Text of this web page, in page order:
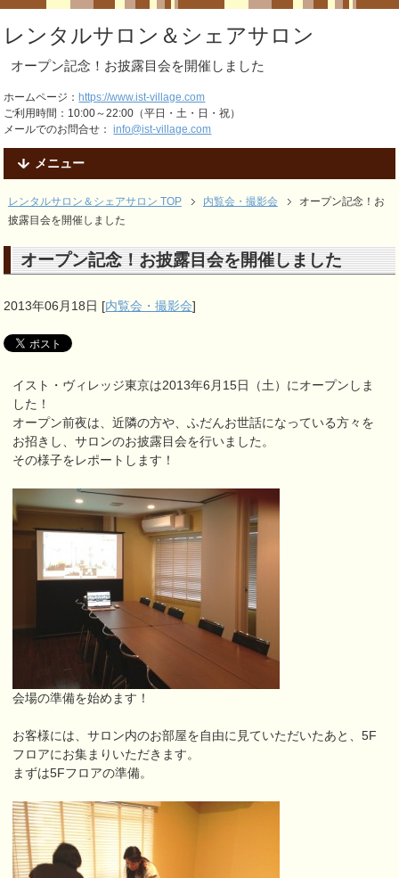
レンタルサロン＆シェアサロン
オープン記念！お披露目会を開催しました
ホームページ：https://www.ist-village.com
ご利用時間：10:00～22:00（平日・土・日・祝）
メールでのお問合せ：info@ist-village.com
メニュー
レンタルサロン＆シェアサロン TOP 内覧会・撮影会
オープン記念！お
披露目会を開催しました
オープン記念！お披露目会を開催しました
2013年06月18日 [内覧会・撮影会]
イスト・ヴィレッジ東京は2013年6月15日（土）にオープンしま
した！
オープン前夜は、近隣の方や、ふだんお世話になっている方々を
お招きし、サロンのお披露目会を行いました。
その様子をレポートします！
会場の準備を始めます！
お客様には、サロン内のお部屋を自由に見ていただいたあと、5F
フロアにお集まりいただきます。
まずは5Fフロアの準備。